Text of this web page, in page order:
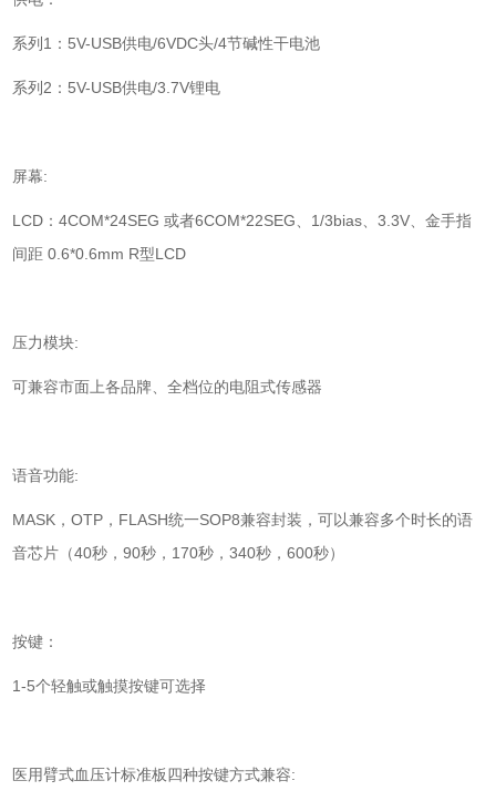
系列1：5V-USB供电/6VDC头/4节碱性干电池
系列2：5V-USB供电/3.7V锂电
屏幕:
LCD：4COM*24SEG 或者6COM*22SEG、1/3bias、3.3V、金手指
间距 0.6*0.6mm R型LCD
压力模块:
可兼容市面上各品牌、全档位的电阻式传感器
语音功能:
MASK，OTP，FLASH统一SOP8兼容封装，可以兼容多个时长的语
音芯片（40秒，90秒，170秒，340秒，600秒）
按键：
1-5个轻触或触摸按键可选择
医用臂式血压计标准板四种按键方式兼容: